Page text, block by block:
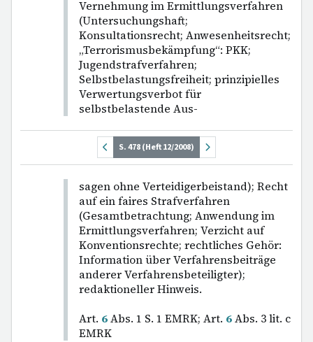
Vernehmung im Ermittlungsverfahren
(Untersuchungshaft;
Konsultationsrecht; Anwesenheitsrecht;
„Terrorismusbekämpfung“: PKK;
Jugendstrafverfahren;
Selbstbelastungsfreiheit; prinzipielles
Verwertungsverbot für
selbstbelastende Aus-
S. 478 (Heft 12/2008)
sagen ohne Verteidigerbeistand); Recht
auf ein faires Strafverfahren
(Gesamtbetrachtung; Anwendung im
Ermittlungsverfahren; Verzicht auf
Konventionsrechte; rechtliches Gehör:
Information über Verfahrensbeiträge
anderer Verfahrensbeteiligter);
redaktioneller Hinweis.
Art. 6Abs. 1 S. 1 EMRK; Art. 6Abs. 3 lit. c
EMRK